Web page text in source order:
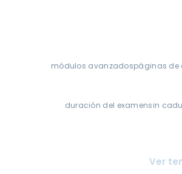
módulos avanzadospáginas de
duración del examensin
Ver